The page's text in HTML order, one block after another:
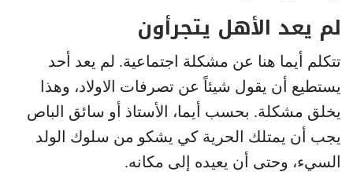
لم يعد الأهل يتجرأون
تتكلم أيما هنا عن مشكلة اجتماعية. لم يعد أحد
يستطيع أن يقول شيئاً عن تصرفات الاولاد، وهذا
يخلق مشكلة. بحسب أيما، الأستاذ أو سائق الباص
يجب أن يمتلك الحرية كي يشكو من سلوك الولد
السيء، وحتى أن يعيده إلى مكانه.